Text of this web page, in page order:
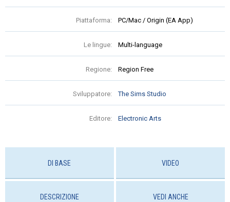
Piattaforma: PC/Mac / Origin (EA App)
Le lingue: Multi-language
Regione: Region Free
Sviluppatore: The Sims Studio
Editore: Electronic Arts
DI BASE VIDEO
DESCRIZIONE VEDI ANCHE